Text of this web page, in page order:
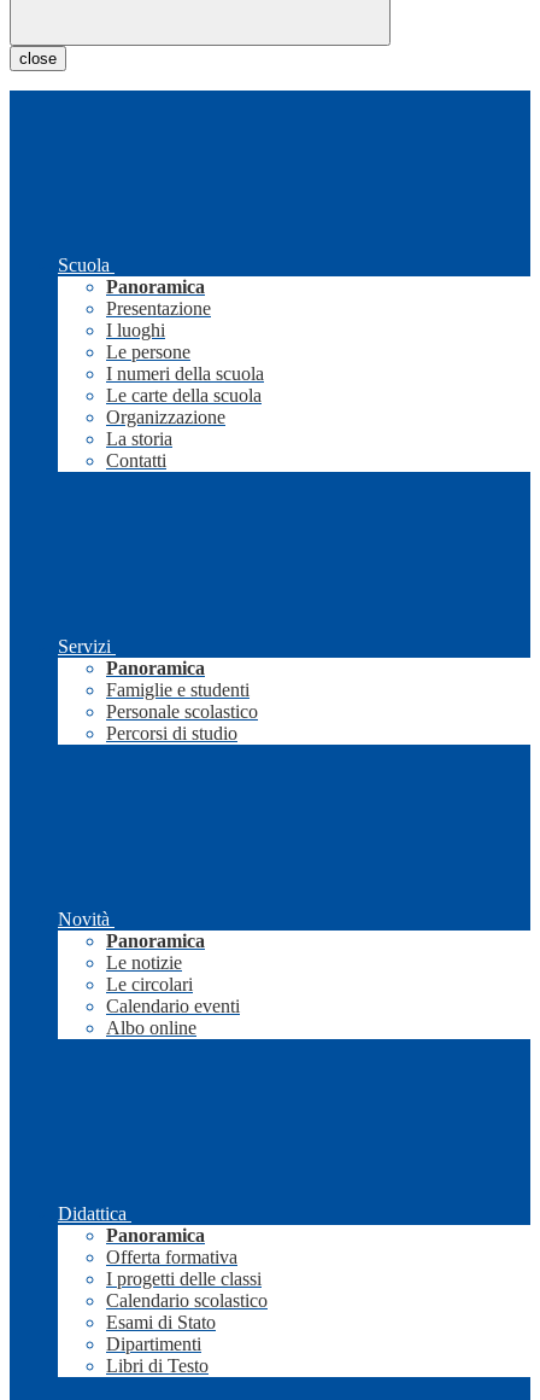
close
Scuola
Panoramica
Presentazione
I luoghi
Le persone
I numeri della scuola
Le carte della scuola
Organizzazione
La storia
Contatti
Servizi
Panoramica
Famiglie e studenti
Personale scolastico
Percorsi di studio
Novità
Panoramica
Le notizie
Le circolari
Calendario eventi
Albo online
Didattica
Panoramica
Offerta formativa
I progetti delle classi
Calendario scolastico
Esami di Stato
Dipartimenti
Libri di Testo